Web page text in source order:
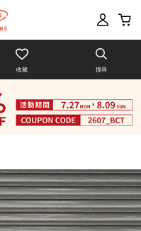
收藏 搜尋